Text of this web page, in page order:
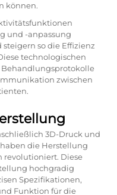
können.
und -anpassung
so die Effizienz
technologischen
Behandlungsprotokolle
zwischen
3D-Druck und
die Herstellung
revolutioniert. Diese
hochgradig
Spezifikationen,
Funktion für die